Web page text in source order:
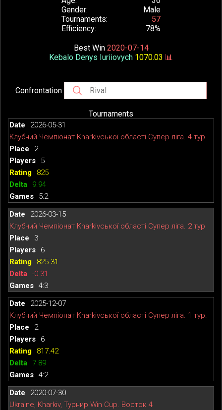
Gender
Male
Tournaments
57
Efficiency
78%
Best Win 2020-07-14
Kebalo Denys Iuriiovych 1070.03 📊
Confrontation
Tournaments
2026-05-31
Клубний Чемпіонат Kharkivської області Супер ліга. 4 тур
2
5
825
9.94
5:2
2026-03-15
Клубний Чемпіонат Kharkivської області Супер ліга. 2 тур
3
6
825.31
-0.31
4:3
2025-12-07
Клубний Чемпіонат Kharkivської області Супер ліга. 1 тур.
2
6
817.42
7.89
4:2
2020-07-30
Ukraine, Kharkiv, Турнир Win Cup. Восток 4